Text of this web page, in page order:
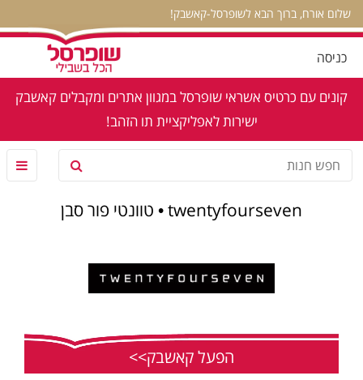
שלום אורח, ברוך הבא לשופרסל-קאשבק!
כניסה
קונים עם כרטיס אשראי שופרסל במגוון אתרים ומקבלים קאשבק
ישירות לאפליקציית תו הזהב!
twentyfourseven • טוונטי פור סבן
הפעל קאשבק>>